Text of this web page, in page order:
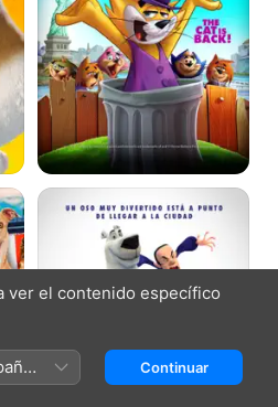
Norm
Invencibles
ver el contenido específico
Continuar